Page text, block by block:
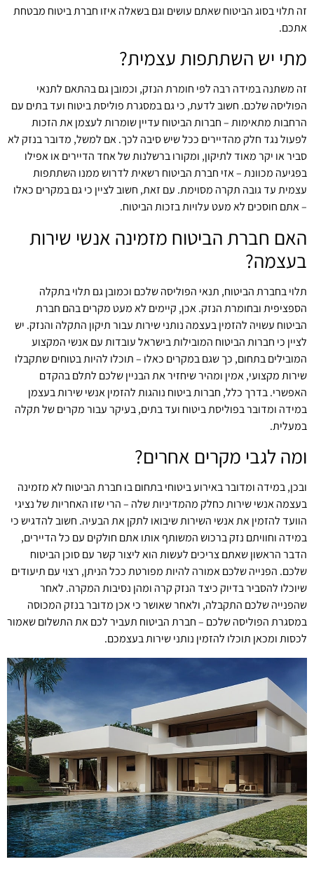
זה תלוי בסוג הביטוח שאתם עושים וגם בשאלה איזו חברת ביטוח מבטחת
אתכם.
מתי יש השתתפות עצמית?
זה משתנה במידה רבה לפי חומרת הנזק, וכמובן גם בהתאם לתנאי
הפוליסה שלכם. חשוב לדעת, כי גם במסגרת פוליסת ביטוח ועד בתים עם
הרחבות מתאימות – חברות הביטוח עדיין שומרות לעצמן את הזכות
לפעול נגד חלק מהדיירים ככל שיש סיבה לכך. אם למשל, מדובר בנזק לא
סביר או יקר מאוד לתיקון, ומקורו ברשלנות של אחד הדיירים או אפילו
בפגיעה מכוונת – אזי חברת הביטוח רשאית לדרוש ממנו השתתפות
עצמית עד גובה תקרה מסוימת. עם זאת, חשוב לציין כי גם במקרים כאלו
– אתם חוסכים לא מעט עלויות בזכות הביטוח.
האם חברת הביטוח מזמינה אנשי שירות
בעצמה?
תלוי בחברת הביטוח, תנאי הפוליסה שלכם וכמובן גם תלוי בתקלה
הספציפית ובחומרת הנזק. אכן, קיימים לא מעט מקרים בהם חברת
הביטוח עשויה להזמין בעצמה נותני שירות עבור תיקון התקלה והנזק. יש
לציין כי חברות הביטוח המובילות בישראל עובדות עם אנשי המקצוע
המובילים בתחום, כך שגם במקרים כאלו – תוכלו להיות בטוחים שתקבלו
שירות מקצועי, אמין ומהיר שיחזיר את הבניין שלכם לתלם בהקדם
האפשרי. בדרך כלל, חברות ביטוח נוהגות להזמין אנשי שירות בעצמן
במידה ומדובר בפוליסת ביטוח ועד בתים, בעיקר עבור מקרים של תקלה
במעלית.
ומה לגבי מקרים אחרים?
ובכן, במידה ומדובר באירוע ביטוחי בתחום בו חברת הביטוח לא מזמינה
בעצמה אנשי שירות כחלק מהמדיניות שלה – הרי שזו האחריות של נציגי
הוועד להזמין את אנשי השירות שיבואו לתקן את הבעיה. חשוב להדגיש כי
במידה וחוויתם נזק ברכוש המשותף אותו אתם חולקים עם כל הדיירים,
הדבר הראשון שאתם צריכים לעשות הוא ליצור קשר עם סוכן הביטוח
שלכם. הפנייה שלכם אמורה להיות מפורטת ככל הניתן, רצוי עם תיעודים
שיוכלו להסביר בדיוק כיצד הנזק קרה ומהן נסיבות המקרה. לאחר
שהפנייה שלכם התקבלה, ולאחר שאושר כי אכן מדובר בנזק המכוסה
במסגרת הפוליסה שלכם – חברת הביטוח תעביר לכם את התשלום שאמור
לכסות ומכאן תוכלו להזמין נותני שירות בעצמכם.